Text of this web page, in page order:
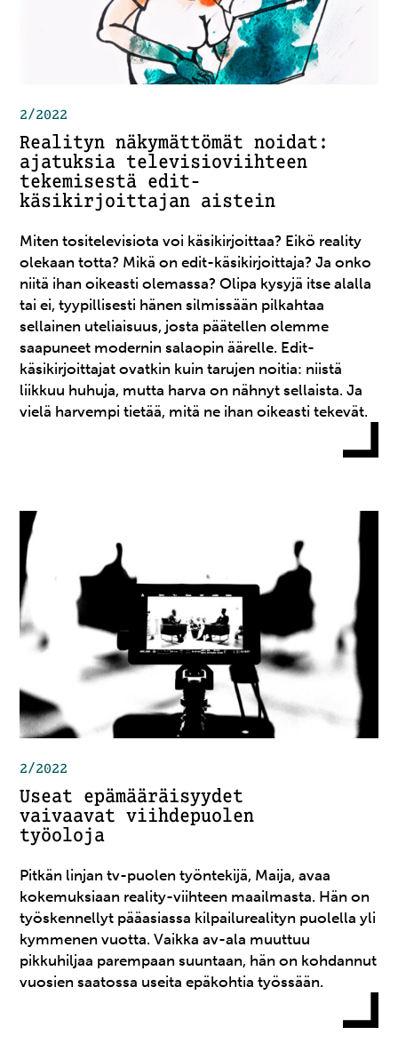
2/2022
Realityn näkymättömät noidat:
ajatuksia televisioviihteen
tekemisestä edit-
käsikirjoittajan aistein
Miten tositelevisiota voi käsikirjoittaa? Eikö reality
olekaan totta? Mikä on edit-käsikirjoittaja? Ja onko
niitä ihan oikeasti olemassa? Olipa kysyjä itse alalla
tai ei, tyypillisesti hänen silmissään pilkahtaa
sellainen uteliaisuus, josta päätellen olemme
saapuneet modernin salaopin äärelle. Edit-
käsikirjoittajat ovatkin kuin tarujen noitia: niistä
liikkuu huhuja, mutta harva on nähnyt sellaista. Ja
vielä harvempi tietää, mitä ne ihan oikeasti tekevät.
2/2022
Useat epämääräisyydet
vaivaavat viihdepuolen
työoloja
Pitkän linjan tv-puolen työntekijä, Maija, avaa
kokemuksiaan reality-viihteen maailmasta. Hän on
työskennellyt pääasiassa kilpailurealityn puolella yli
kymmenen vuotta. Vaikka av-ala muuttuu
pikkuhiljaa parempaan suuntaan, hän on kohdannut
vuosien saatossa useita epäkohtia työssään.